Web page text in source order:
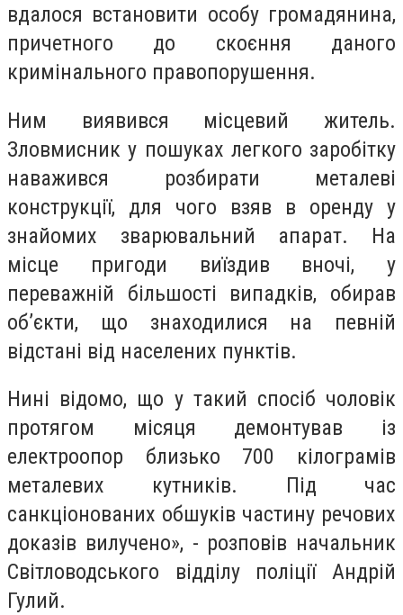
вдалося встановити особу громадянина,
причетного до скоєння даного
кримінального правопорушення.
Ним виявився місцевий житель.
Зловмисник у пошуках легкого заробітку
наважився розбирати металеві
конструкції, для чого взяв в оренду у
знайомих зварювальний апарат. На
місце пригоди виїздив вночі, у
переважній більшості випадків, обирав
об’єкти, що знаходилися на певній
відстані від населених пунктів.
Нині відомо, що у такий спосіб чоловік
протягом місяця демонтував із
електроопор близько 700 кілограмів
металевих кутників. Під час
санкціонованих обшуків частину речових
доказів вилучено», - розповів начальник
Світловодського відділу поліції Андрій
Гулий.